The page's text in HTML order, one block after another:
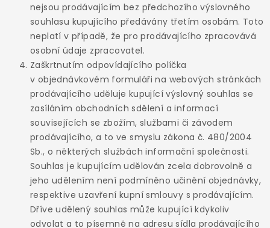
nejsou prodávajícím bez předchozího výslovného
souhlasu kupujícího předávány třetím osobám. Toto
neplatí v případě, že pro prodávajícího zpracovává
osobní údaje zpracovatel.
Zaškrtnutím odpovídajícího políčka
v objednávkovém formuláři na webových stránkách
prodávajícího uděluje kupující výslovný souhlas se
zasíláním obchodních sdělení a informací
souvisejících se zbožím, službami či závodem
prodávajícího, a to ve smyslu zákona č. 480/2004
Sb., o některých službách informační společnosti.
Souhlas je kupujícím udělován zcela dobrovolně a
jeho udělením není podmíněno učinění objednávky,
respektive uzavření kupní smlouvy s prodávajícím.
Dříve udělený souhlas může kupující kdykoliv
odvolat a to písemně na adresu sídla prodávajícího